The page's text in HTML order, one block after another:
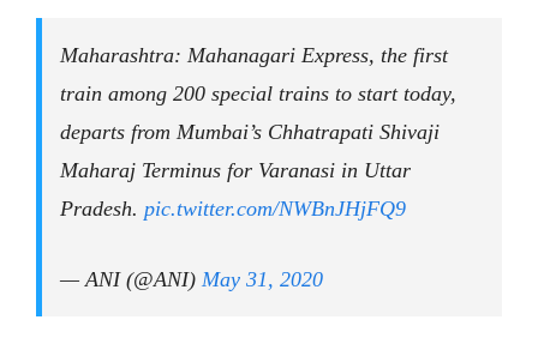
Maharashtra: Mahanagari Express, the first
train among 200 special trains to start today,
departs from Mumbai’s Chhatrapati Shivaji
Maharaj Terminus for Varanasi in Uttar
Pradesh. pic.twitter.com/NWBnJHjFQ9
— ANI (@ANI) May 31, 2020